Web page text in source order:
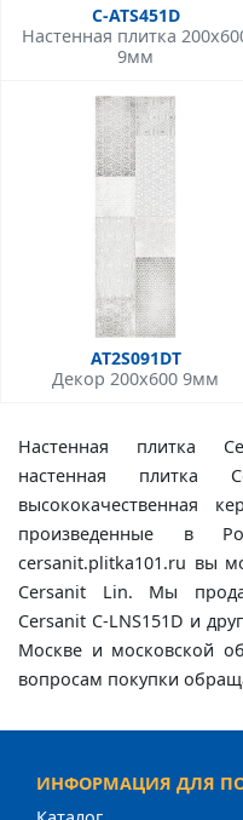
C-ATS451D
Настенная плитка
9мм
AT2S091DT
Декор 200x600 9мм
Настенная плитка
настенная плитка
высококачественная
произведенные в
cersanit.plitka101.ru вы
Cersanit Lin. Мы
Cersanit C-LNS151D и
Москве и московской
вопросам покупки
ИНФОРМАЦИЯ ДЛЯ